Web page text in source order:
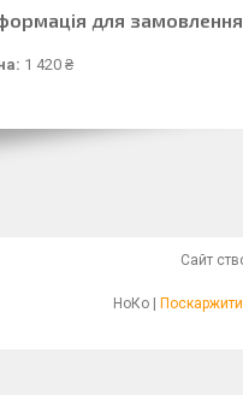
для замовлення
1 420 ₴
Сайт
НоКо |